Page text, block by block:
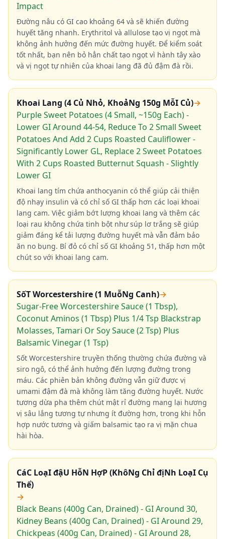
Impact
Đường nâu có GI cao khoảng 64 và sẽ khiến đường
huyết tăng nhanh. Erythritol và allulose tạo vị ngọt mà
không ảnh hưởng đến mức đường huyết. Để kiểm soát
tốt nhất, bạn nên bỏ hẳn chất tạo ngọt vì hành tây xào
và vị ngọt tự nhiên của khoai lang đã đủ đậm đà rồi.
Khoai Lang (4 Củ Nhỏ, KhoảNg 150g MỗI Củ)→
Purple Sweet Potatoes (4 Small, ~150g Each) -
Lower GI Around 44-54, Reduce To 2 Small Sweet
Potatoes And Add 2 Cups Roasted Cauliflower -
Significantly Lower GL, Replace 2 Sweet Potatoes
With 2 Cups Roasted Butternut Squash - Slightly
Lower GI
Khoai lang tím chứa anthocyanin có thể giúp cải thiện
độ nhạy insulin và có chỉ số GI thấp hơn các loại khoai
lang cam. Việc giảm bớt lượng khoai lang và thêm các
loại rau không chứa tinh bột như súp lơ trắng sẽ giúp
giảm đáng kể tải lượng đường huyết mà vẫn đảm bảo
ăn no bụng. Bí đỏ có chỉ số GI khoảng 51, thấp hơn một
chút so với khoai lang cam.
SốT Worcestershire (1 MuỗNg Canh)→
Sugar-Free Worcestershire Sauce (1 Tbsp),
Coconut Aminos (1 Tbsp) Plus 1/4 Tsp Blackstrap
Molasses, Tamari Or Soy Sauce (2 Tsp) Plus
Balsamic Vinegar (1 Tsp)
Sốt Worcestershire truyền thống thường chứa đường và
siro ngô, có thể ảnh hưởng đến lượng đường trong
máu. Các phiên bản không đường vẫn giữ được vị
umami đậm đà mà không làm tăng đường huyết. Nước
tương dừa pha thêm chút mật rỉ đường mang lại hương
vị sâu lắng tương tự nhưng ít đường hơn, trong khi hỗn
hợp nước tương và giấm balsamic tạo ra vị mặn chua
hài hòa.
CáC LoạI đậU HỗN HợP (KhôNg Chỉ địNh LoạI Cụ
Thể)
→
Black Beans (400g Can, Drained) - GI Around 30,
Kidney Beans (400g Can, Drained) - GI Around 29,
Chickpeas (400g Can, Drained) - GI Around 28,